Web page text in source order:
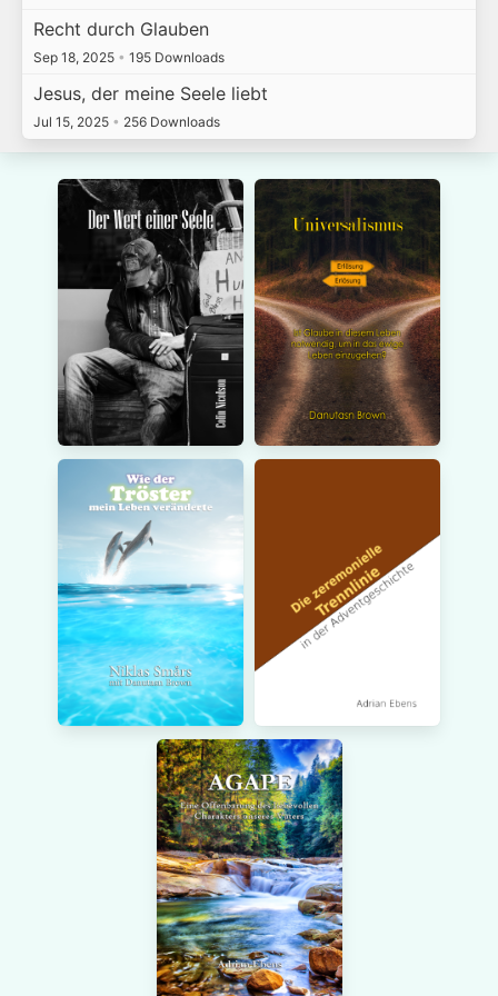
Recht durch Glauben
Sep 18, 2025 • 195 Downloads
Jesus, der meine Seele liebt
Jul 15, 2025 • 256 Downloads